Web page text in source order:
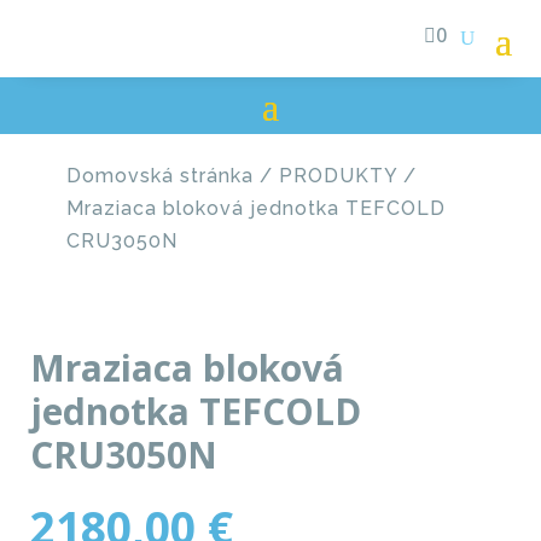
0
Domovská stránka / PRODUKTY /
Mraziaca bloková jednotka TEFCOLD
CRU3050N
Mraziaca bloková
jednotka TEFCOLD
CRU3050N
2180,00 €